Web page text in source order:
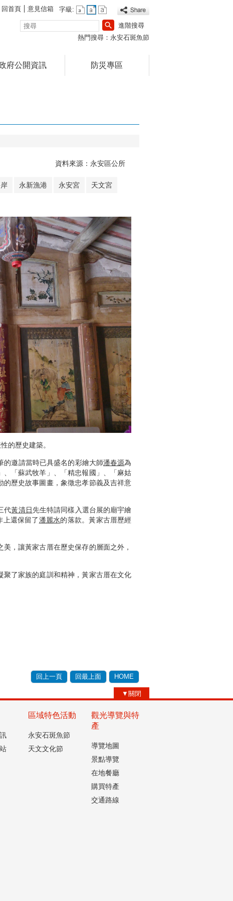
回首頁 意見信箱
字級:
搜
尋
進階搜尋
熱門搜尋： 永安石斑魚節
府公開資訊 防災專區
資料來源：永安區公所
永新漁港 永安宮
天文宮
的歷史建築。
的邀請當時已具盛名的彩繪大師潘春源為
、「蘇武牧羊」、「精忠報國」、「麻姑
歷史故事圖畫，象徵忠孝節義及吉祥意
代黃清日先生特請同樣入選台展的廟宇繪
上還保留了潘麗水的落款。黃家古厝歷經
，讓黃家古厝在歷史保存的層面之外，
了家族的庭訓和精神，黃家古厝在文化
回上一頁 回最上面 HOME
▼關閉
區域特色活動
永安石斑魚節
天文文化節
觀光導覽與特
產
導覽地圖
景點導覽
在地餐廳
購買特產
交通路線